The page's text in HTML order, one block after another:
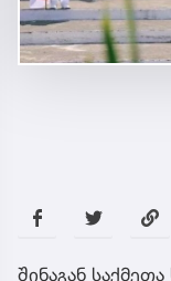
შინაგან